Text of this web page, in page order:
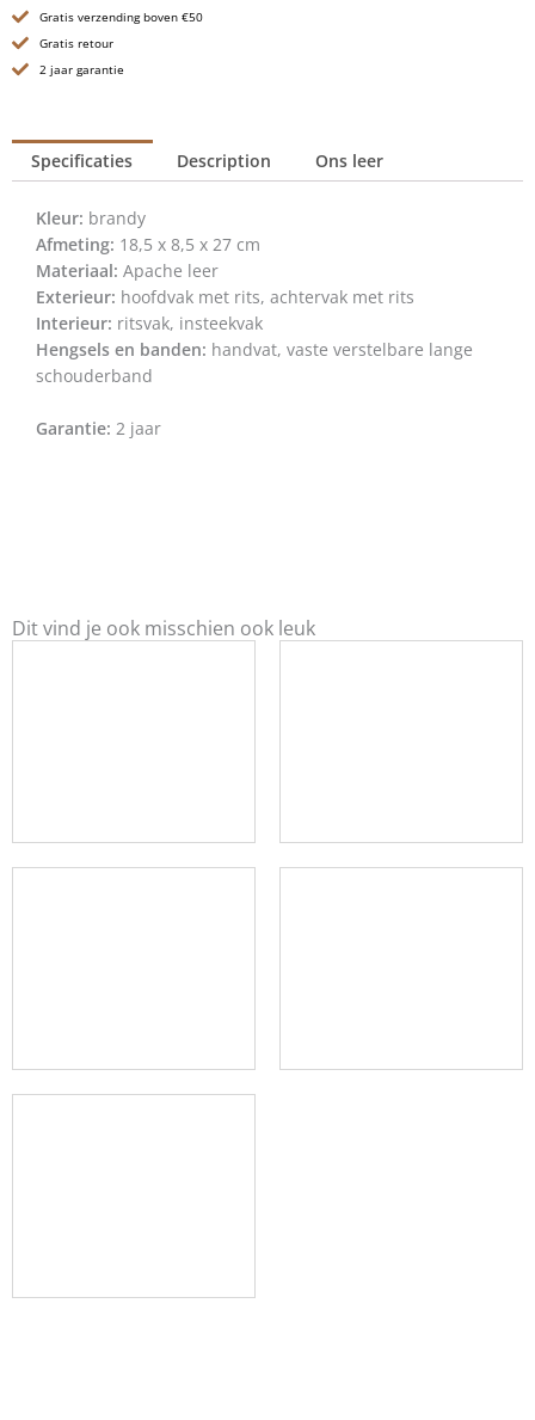
Raff
Brandy
Gratis verzending boven €50
Gratis retour
2 jaar garantie
Specificaties Description Ons leer
Kleur: brandy
Afmeting: 18,5 x 8,5 x 27 cm
Materiaal: Apache leer
Exterieur: hoofdvak met rits, achtervak met rits
Interieur: ritsvak, insteekvak
Hengsels en banden: handvat, vaste verstelbare lange
schouderband
Garantie: 2 jaar
Dit vind je ook misschien ook leuk